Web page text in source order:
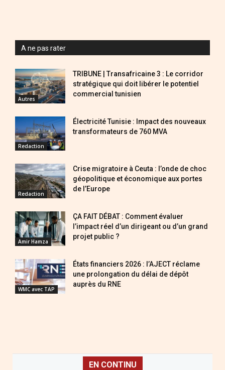
A ne pas rater
Autres
TRIBUNE | Transafricaine 3 : Le corridor
stratégique qui doit libérer le potentiel
commercial tunisien
Redaction
Électricité Tunisie : Impact des nouveaux
transformateurs de 760 MVA
Redaction
Crise migratoire à Ceuta : l’onde de choc
géopolitique et économique aux portes
de l’Europe
Amir Hamza
ÇA FAIT DÉBAT : Comment évaluer
l’impact réel d’un dirigeant ou d’un grand
projet public ?
WMC avec TAP
États financiers 2026 : l’AJECT réclame
une prolongation du délai de dépôt
auprès du RNE
EN CONTINU